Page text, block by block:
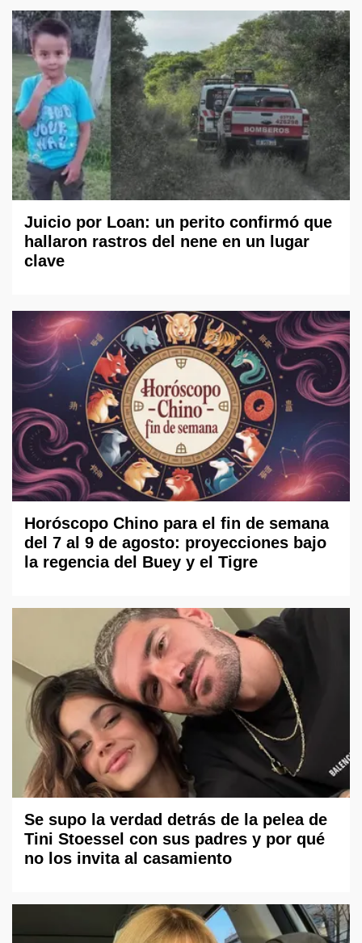
Juicio por Loan: un perito confirmó que
hallaron rastros del nene en un lugar
clave
Horóscopo Chino para el fin de semana
del 7 al 9 de agosto: proyecciones bajo
la regencia del Buey y el Tigre
Se supo la verdad detrás de la pelea de
Tini Stoessel con sus padres y por qué
no los invita al casamiento